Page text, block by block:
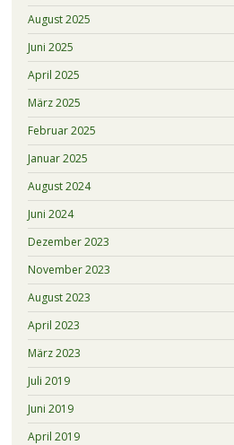
August 2025
Juni 2025
April 2025
März 2025
Februar 2025
Januar 2025
August 2024
Juni 2024
Dezember 2023
November 2023
August 2023
April 2023
März 2023
Juli 2019
Juni 2019
April 2019